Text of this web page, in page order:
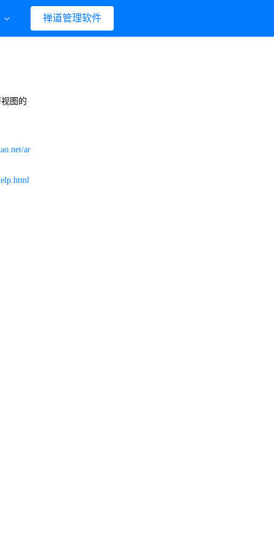
禅道管理软件
图的
ar